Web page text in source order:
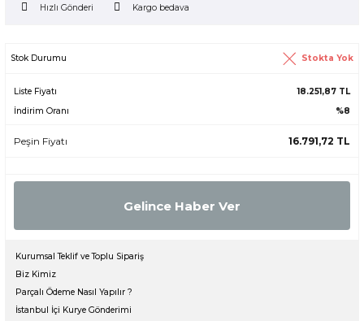
Hızlı Gönderi Kargo bedava
Stok Durumu Stokta Yok
Liste Fiyatı
18.251,87 TL
İndirim Oranı
%8
Peşin Fiyatı 16.791,72 TL
Gelince Haber Ver
Kurumsal Teklif ve Toplu Sipariş
Biz Kimiz
Parçalı Ödeme Nasıl Yapılır ?
İstanbul İçi Kurye Gönderimi